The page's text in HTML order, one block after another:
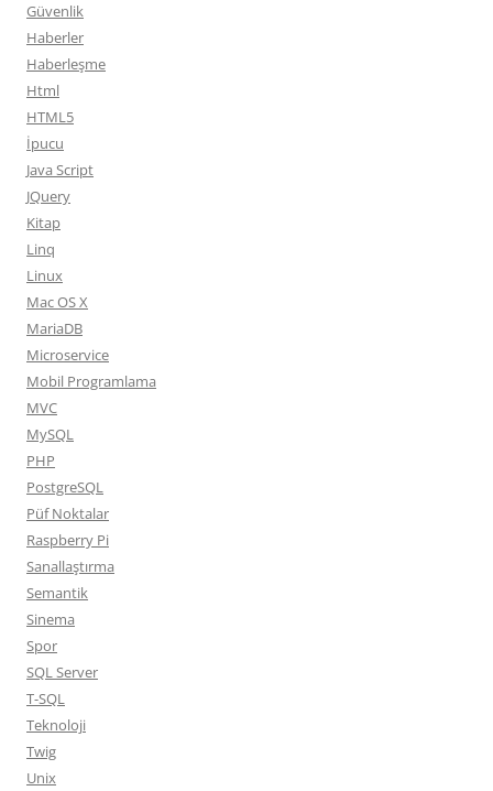
Güvenlik
Haberler
Haberleşme
Html
HTML5
İpucu
Java Script
JQuery
Kitap
Linq
Linux
Mac OS X
MariaDB
Microservice
Mobil Programlama
MVC
MySQL
PHP
PostgreSQL
Püf Noktalar
Raspberry Pi
Sanallaştırma
Semantik
Sinema
Spor
SQL Server
T-SQL
Teknoloji
Twig
Unix